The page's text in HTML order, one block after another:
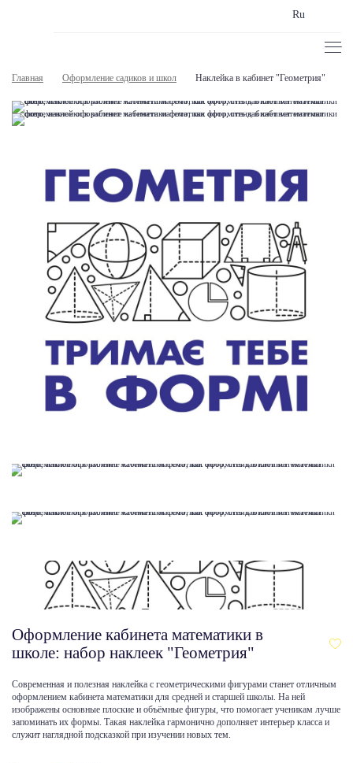
Ru
Главная Оформление садиков и школ Наклейка в кабинет "Геометрия"
Оформление кабинета математики в
школе: набор наклеек "Геометрия"
Современная и полезная наклейка с геометрическими фигурами станет отличным
оформлением кабинета математики для средней и старшей школы. На ней
изображены основные плоские и объёмные фигуры, что помогает ученикам лучше
запоминать их формы. Такая наклейка гармонично дополняет интерьер класса и
служит наглядной подсказкой при изучении новых тем.